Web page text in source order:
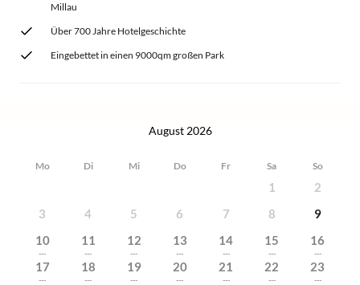
Millau
Über 700 Jahre Hotelgeschichte
Eingebettet in einen 9000qm großen Park
August 2026
Mo Di Mi Do Fr Sa So
1
2
3
4 5 6 7 8
9
10
---
11
---
12
---
13
---
14
---
15
---
16
---
17
---
18
---
19
---
20
---
21
---
22
---
23
---